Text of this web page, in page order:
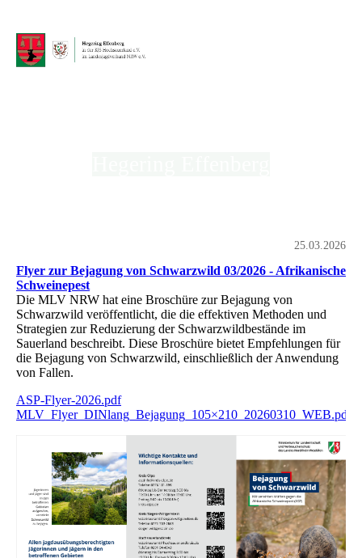
25.03.2026
Flyer zur Bejagung von Schwarzwild 03/2026 - Afrikanische
Schweinepest
Die MLV NRW hat eine Broschüre zur Bejagung von
Schwarzwild veröffentlicht, die die effektiven Methoden und
Strategien zur Reduzierung der Schwarzwildbestände im
Sauerland beschreibt. Diese Broschüre bietet Empfehlungen für
die Bejagung von Schwarzwild, einschließlich der Anwendung
von Fallen.
ASP-Flyer-2026.pdf
MLV_Flyer_DINlang_Bejagung_105×210_20260310_WEB.pdf